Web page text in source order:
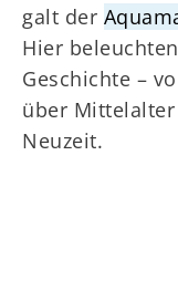
galt der
Hier
Geschichte –
über
Neuzeit.